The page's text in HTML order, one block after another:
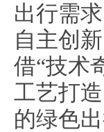
出行需
自主创
借“技术
工艺打
的绿色